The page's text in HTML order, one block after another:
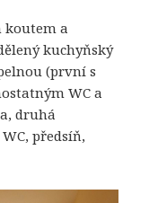
koutem a
kuchyňský
(první s
WC a
druhá
předsíň,